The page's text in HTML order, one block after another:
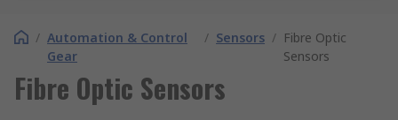
/ Automation & Control
Gear
/ Sensors / Fibre Optic
Sensors
Fibre Optic Sensors